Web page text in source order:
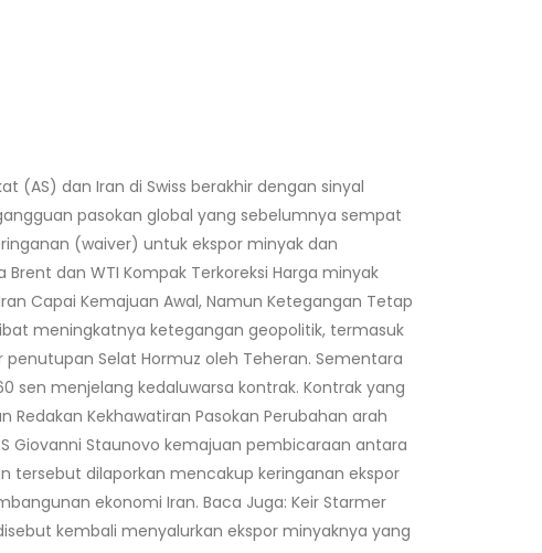
(AS) dan Iran di Swiss berakhir dengan sinyal
pasokan global yang sebelumnya sempat
(waiver) untuk ekspor minyak dan
dan WTI Kompak Terkoreksi Harga minyak
Capai Kemajuan Awal, Namun Ketegangan Tetap
meningkatnya ketegangan geopolitik, termasuk
Selat Hormuz oleh Teheran. Sementara
sen menjelang kedaluwarsa kontrak. Kontrak yang
Redakan Kekhawatiran Pasokan Perubahan arah
Giovanni Staunovo kemajuan pembicaraan antara
tersebut dilaporkan mencakup keringanan ekspor
ekonomi Iran. Baca Juga: Keir Starmer
kembali menyalurkan ekspor minyaknya yang